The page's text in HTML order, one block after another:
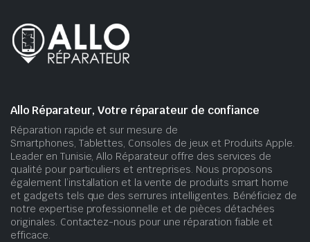
Allo Réparateur, Votre réparateur de confiance
Réparation rapide et sur mesure de
Smartphones, Tablettes, Consoles de jeux et Produits Apple.
Leader en Tunisie, Allo Réparateur offre des services de
qualité pour particuliers et entreprises. Nous proposons
également l’installation et la vente de produits smart home
et gadgets tels que des serrures intelligentes. Bénéficiez de
notre expertise professionnelle et de pièces détachées
originales. Contactez-nous pour une réparation fiable et
efficace.